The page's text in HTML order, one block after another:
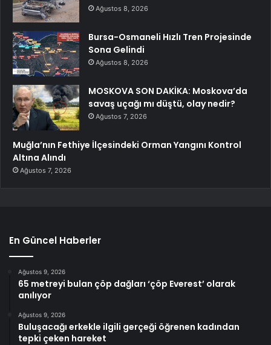
Ağustos 8, 2026
Bursa-Osmaneli Hızlı Tren Projesinde
Sona Gelindi
Ağustos 8, 2026
MOSKOVA SON DAKİKA: Moskova’da
savaş uçağı mı düştü, olay nedir?
Ağustos 7, 2026
Muğla’nın Fethiye İlçesindeki Orman Yangını Kontrol
Altına Alındı
Ağustos 7, 2026
En Güncel Haberler
Ağustos 9, 2026
65 metreyi bulan çöp dağları ‘çöp Everest’ olarak
anılıyor
Ağustos 9, 2026
Buluşacağı erkekle ilgili gerçeği öğrenen kadından
tepki çeken hareket